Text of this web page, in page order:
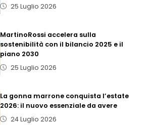
25 Luglio 2026
MartinoRossi accelera sulla
sostenibilità con il bilancio 2025 e il
piano 2030
25 Luglio 2026
La gonna marrone conquista l’estate
2026: il nuovo essenziale da avere
24 Luglio 2026